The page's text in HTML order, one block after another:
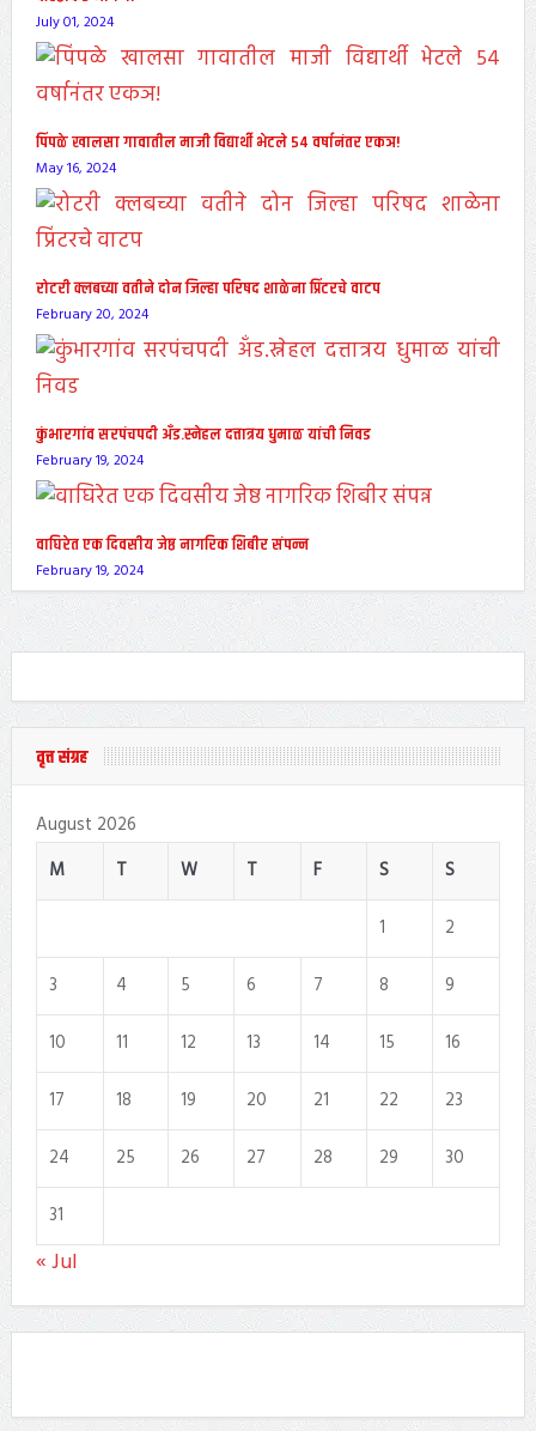
July 01, 2024
पिंपळे खालसा गावातील माजी विद्यार्थी भेटले ५४ वर्षानंतर एकञ!
May 16, 2024
रोटरी क्लबच्या वतीने दोन जिल्हा परिषद शाळेना प्रिंटरचे वाटप
February 20, 2024
कुंभारगांव सरपंचपदी अँड.स्नेहल दत्तात्रय धुमाळ यांची निवड
February 19, 2024
वाघिरेत एक दिवसीय जेष्ठ नागरिक शिबीर संपन्न
February 19, 2024
वृत्त संग्रह
August 2026
M
T W T F S
S
1
2
3
4 5 6 7 8
9
10
11 12 13 14 15
16
17
18 19 20 21 22
23
24
25 26 27 28 29
30
31
« Jul